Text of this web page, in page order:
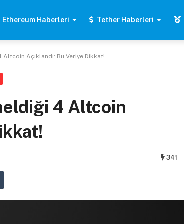
Ethereum Haberleri Tether Haberleri
Altcoin Açıklandı: Bu Veriye Dikkat!
4 Altcoin
341